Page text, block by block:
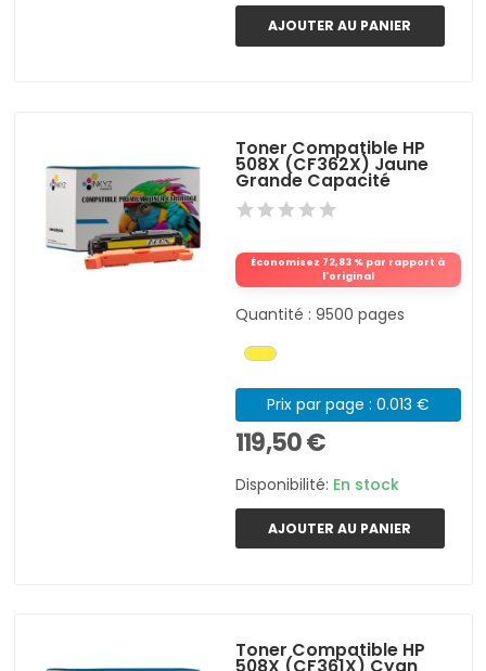
AJOUTER AU PANIER
Toner Compatible HP
508X (CF362X) Jaune
Grande Capacité
Économisez 72,83 % par rapport à
l'original
Quantité : 9500 pages
Prix par page : 0.013 €
119,50 €
Disponibilité: En stock
AJOUTER AU PANIER
Toner Compatible HP